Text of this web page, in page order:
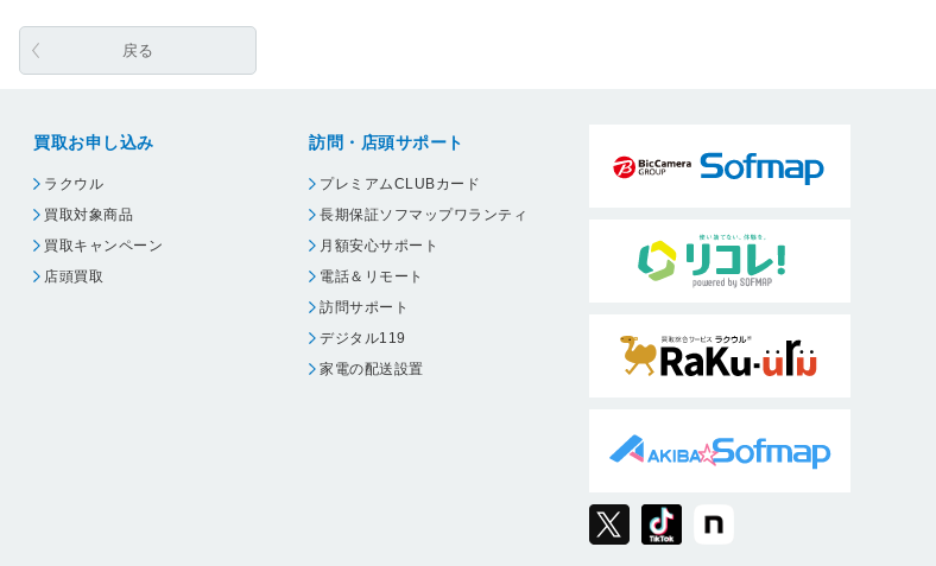
戻る
買取お申し込み
ラクウル
買取対象商品
買取キャンペーン
店頭買取
訪問・店頭サポート
プレミアムCLUBカード
長期保証ソフマップワランティ
月額安心サポート
電話＆リモート
訪問サポート
デジタル119
家電の配送設置